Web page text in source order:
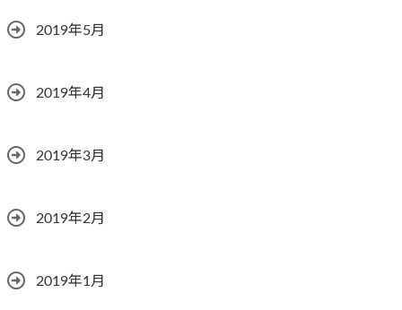
2019年5月
2019年4月
2019年3月
2019年2月
2019年1月